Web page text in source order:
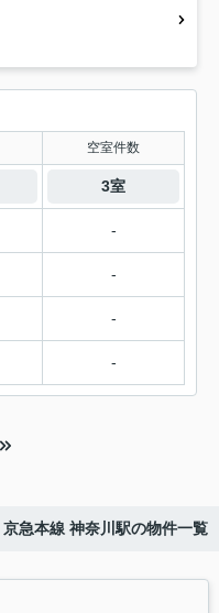
空室件数
3室
-
-
-
-
京急本線 神奈川駅の物件一覧